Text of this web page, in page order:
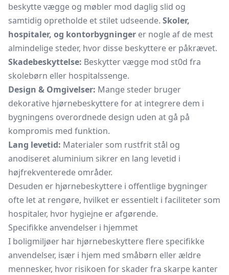
beskytte vægge og møbler mod daglig slid og
samtidig opretholde et stilet udseende. Skoler,
hospitaler, og kontorbygninger er nogle af de mest
almindelige steder, hvor disse beskyttere er påkrævet.
Skadebeskyttelse: Beskytter vægge mod st0d fra
skolebørn eller hospitalssenge.
Design & Omgivelser: Mange steder bruger
dekorative hjørnebeskyttere for at integrere dem i
bygningens overordnede design uden at gå på
kompromis med funktion.
Lang levetid: Materialer som rustfrit stål og
anodiseret aluminium sikrer en lang levetid i
højfrekventerede områder.
Desuden er hjørnebeskyttere i offentlige bygninger
ofte let at rengøre, hvilket er essentielt i faciliteter som
hospitaler, hvor hygiejne er afgørende.
Specifikke anvendelser i hjemmet
I boligmiljøer har hjørnebeskyttere flere specifikke
anvendelser, især i hjem med småbørn eller ældre
mennesker, hvor risikoen for skader fra skarpe kanter